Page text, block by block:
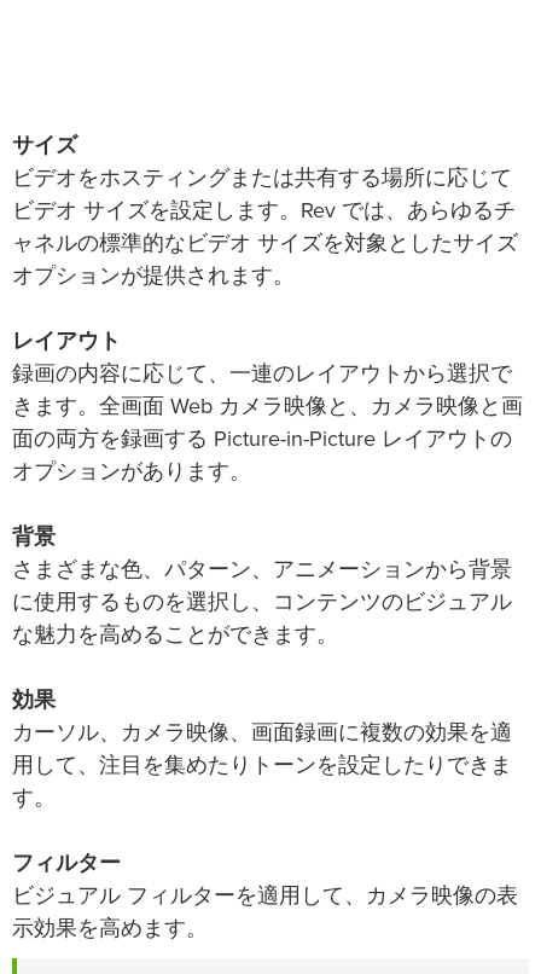
サイズ
ビデオをホスティングまたは共有する場所に応じて
ビデオ サイズを設定します。Rev では、あらゆるチ
ャネルの標準的なビデオ サイズを対象としたサイズ
オプションが提供されます。
レイアウト
録画の内容に応じて、一連のレイアウトから選択で
きます。全画面 Web カメラ映像と、カメラ映像と画
面の両方を録画する Picture-in-Picture レイアウトの
オプションがあります。
背景
さまざまな色、パターン、アニメーションから背景
に使用するものを選択し、コンテンツのビジュアル
な魅力を高めることができます。
効果
カーソル、カメラ映像、画面録画に複数の効果を適
用して、注目を集めたりトーンを設定したりできま
す。
フィルター
ビジュアル フィルターを適用して、カメラ映像の表
示効果を高めます。